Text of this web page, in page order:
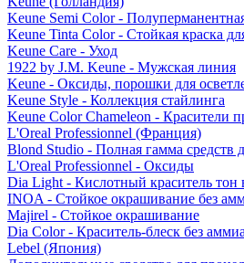
Keune Semi Color -
Keune Tinta Color - Стойкая краска
Keune Care - Уход
1922 by J.M. Keune - Мужская линия
Keune - Оксиды, порошки для
Keune Style - Коллекция стайлинга
Keune Color Chameleon - Красители
L'Oreal Professionnel (Франция)
Blond Studio - Полная гамма средств
L'Oreal Professionnel - Оксиды
Dia Light - Кислотный краситель тон
INOA - Стойкое окрашивание без
Majirel - Стойкое окрашивание
Dia Color - Краситель-блеск без
Lebel (Япония)